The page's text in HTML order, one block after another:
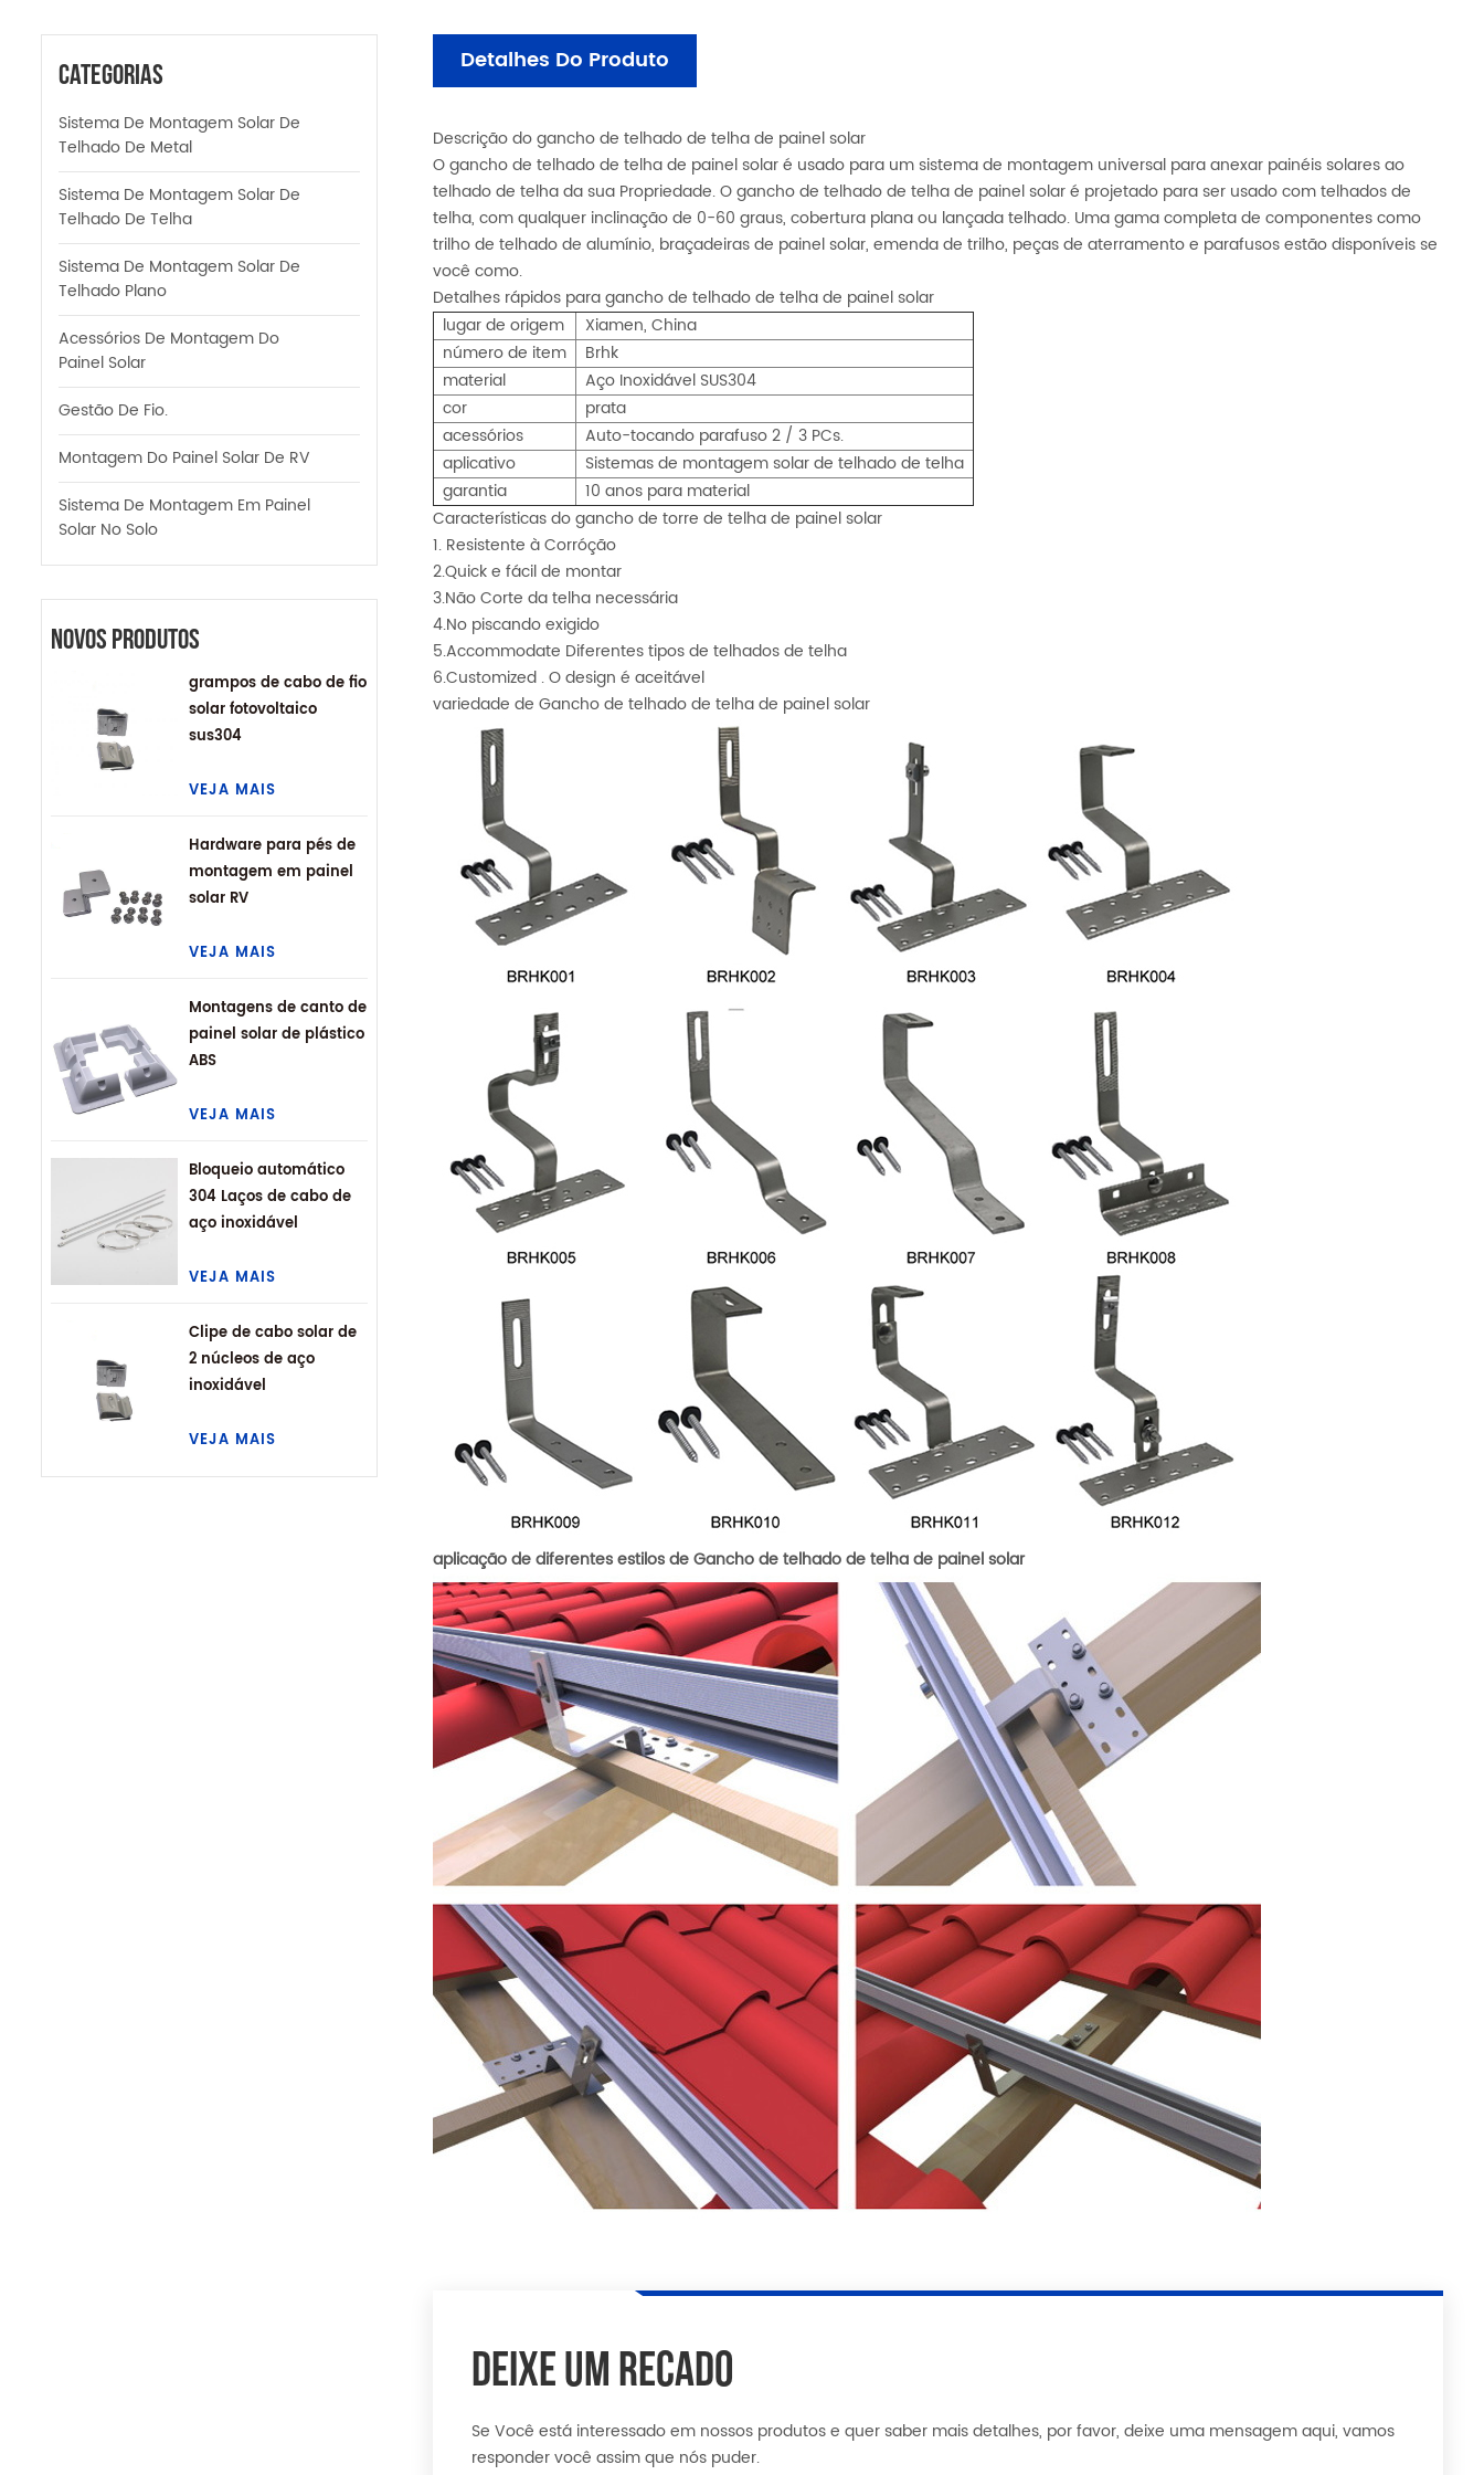
Categorias
Sistema De Montagem Solar De
Telhado De Metal
Sistema De Montagem Solar De
Telhado De Telha
Sistema De Montagem Solar De
Telhado Plano
Acessórios De Montagem Do
Painel Solar
Gestão De Fio.
Montagem Do Painel Solar De RV
Sistema De Montagem Em Painel
Solar No Solo
Novos Produtos
grampos de cabo de fio
solar fotovoltaico
sus304
VEJA MAIS
Hardware para pés de
montagem em painel
solar RV
VEJA MAIS
Montagens de canto de
painel solar de plástico
ABS
VEJA MAIS
Bloqueio automático
304 Laços de cabo de
aço inoxidável
VEJA MAIS
Clipe de cabo solar de
2 núcleos de aço
inoxidável
VEJA MAIS
Detalhes Do Produto
Descrição do gancho de telhado de telha de painel solar
O gancho de telhado de telha de painel solar é usado para um sistema de montagem universal para anexar painéis solares ao
telhado de telha da sua Propriedade. O gancho de telhado de telha de painel solar é projetado para ser usado com telhados de
telha, com qualquer inclinação de 0-60 graus, cobertura plana ou lançada telhado. Uma gama completa de componentes como
trilho de telhado de alumínio, braçadeiras de painel solar, emenda de trilho, peças de aterramento e parafusos estão disponíveis se
você como.
Detalhes rápidos para gancho de telhado de telha de painel solar
lugar de origem
Xiamen, China
número de item
Brhk
material
Aço Inoxidável SUS304
cor
prata
acessórios
Auto-tocando parafuso 2 / 3 PCs.
aplicativo
Sistemas de montagem solar de telhado de telha
garantia
10 anos para material
Características do gancho de torre de telha de painel solar
1. Resistente à Corróção
2.Quick e fácil de montar
3.Não Corte da telha necessária
4.No piscando exigido
5.Accommodate Diferentes tipos de telhados de telha
6.Customized . O design é aceitável
variedade de Gancho de telhado de telha de painel solar
aplicação de diferentes estilos deGancho de telhado de telha de painel solar
DEIXE UM RECADO
Se Você está interessado em nossos produtos e quer saber mais detalhes, por favor, deixe uma mensagem aqui, vamos
responder você assim que nós puder.